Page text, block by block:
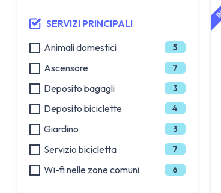
SERVIZI PRINCIPALI
Animali domestici
5
Ascensore 7
Deposito bagagli 3
Deposito biciclette 4
Giardino 3
Servizio bicicletta 7
Wi-fi nelle zone comuni 6